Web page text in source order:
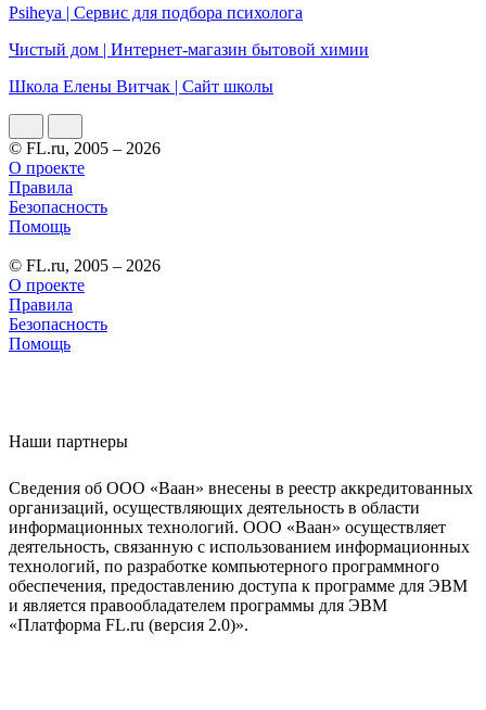
Psiheya | Сервис для подбора психолога
Чистый дом | Интернет-магазин бытовой химии
Школа Елены Витчак | Сайт школы
© FL.ru, 2005 – 2026
О проекте
Правила
Безопасность
Помощь
© FL.ru, 2005 – 2026
О проекте
Правила
Безопасность
Помощь
Наши партнеры
Сведения об ООО «Ваан» внесены в реестр аккредитованных
организаций, осуществляющих деятельность в области
информационных технологий. ООО «Ваан» осуществляет
деятельность, связанную с использованием информационных
технологий, по разработке компьютерного программного
обеспечения, предоставлению доступа к программе для ЭВМ
и является правообладателем программы для ЭВМ
«Платформа FL.ru (версия 2.0)».